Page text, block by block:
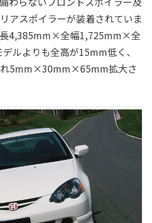
アスポイラーが装着されていま
長4,385mm×全幅1,725mm×全
ルよりも全高が15mm低く、
れ5mm×30mm×65mm拡大さ